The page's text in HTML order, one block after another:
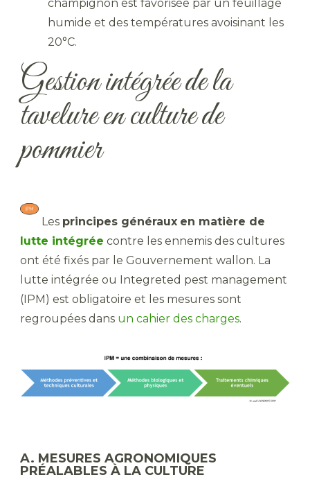
champignon est favorisée par un feuillage
humide et des températures avoisinant les
20°C.
Gestion intégrée de la
tavelure en culture de
pommier
​ Les principes généraux en matière de
lutte intégrée contre les ennemis des cultures
ont été fixés par le Gouvernement wallon. La
lutte intégrée ou Integreted pest management
(IPM) est obligatoire et les mesures sont
regroupées dans un cahier des charges.
A. MESURES AGRONOMIQUES
PRÉALABLES À LA CULTURE